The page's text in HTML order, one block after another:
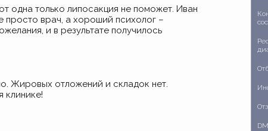
одна только липосакция не поможет. Иван
просто врач, а хороший психолог –
и в результате получилось
Жировых отложений и складок нет.
клинике!